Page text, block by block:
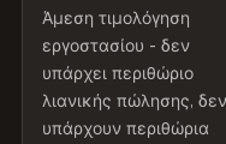
Συνδυάζεται φυσικά
σκούρα ξύλινα
δημιουργεί対比
Προσαρμοσμένα
μεγέθη
Δωρεάν παράδοση
Οι παραγγελίες άνω των
όλες τις χώρες της ΕΕ.
εφαρμόζεται αυτόματα
κωδικό
10% έκπτωση
Άμεση τιμολόγηση
εργοστασίου - δεν
υπάρχει περιθώριο
λιανικής πώλησης, δεν
υπάρχουν περιθώρια